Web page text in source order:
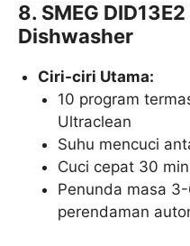
8. SMEG
Dishwasher
Ciri-ciri Utama:
10 program
Ultraclean
Suhu mencuci
Cuci cepat 30
Penunda masa
perendaman